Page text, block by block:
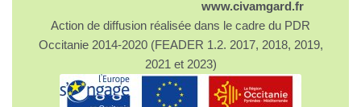
www.civamgard.fr
Action de diffusion réalisée dans le cadre du PDR
Occitanie 2014-2020 (FEADER 1.2. 2017, 2018, 2019,
2021 et 2023)